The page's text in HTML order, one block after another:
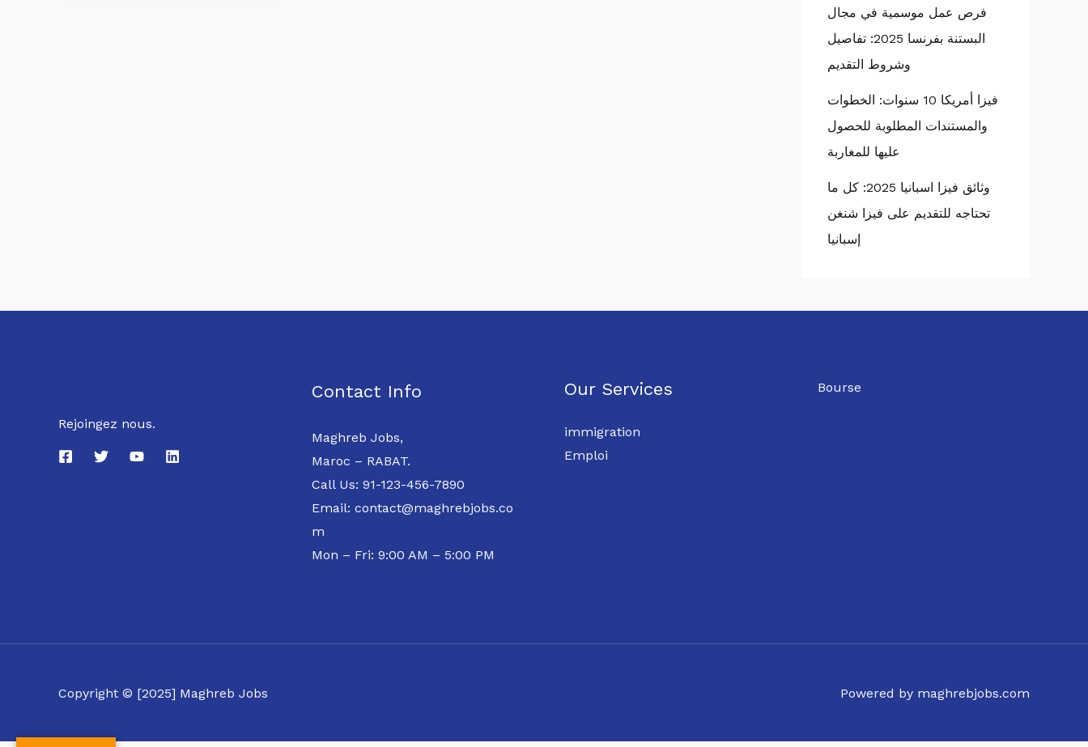
فرص عمل موسمية في مجال
البستنة بفرنسا 2025: تفاصيل
وشروط التقديم
فيزا أمريكا 10 سنوات: الخطوات
والمستندات المطلوبة للحصول
عليها للمغاربة
وثائق فيزا اسبانيا 2025: كل ما
تحتاجه للتقديم على فيزا شنغن
إسبانيا
Rejoingez nous.
Contact Info
Maghreb Jobs,
Maroc – RABAT.
Call Us: 91-123-456-7890
Email: contact@maghrebjobs.co
m
Mon – Fri: 9:00 AM – 5:00 PM
Our Services
immigration
Emploi
Bourse
Copyright © [2025] Maghreb Jobs Powered by maghrebjobs.com